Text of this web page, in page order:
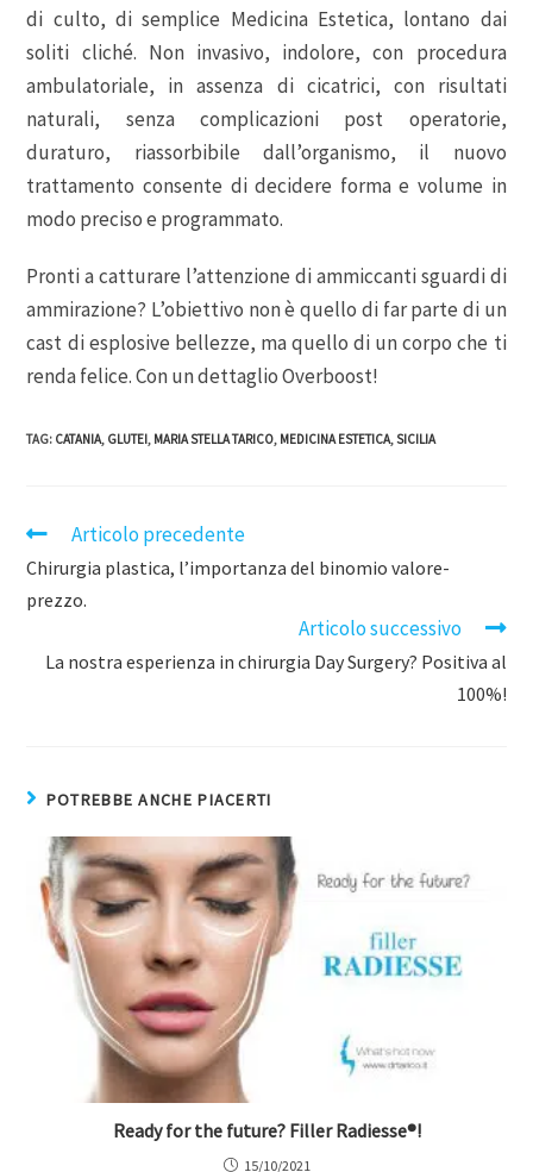
di culto, di semplice Medicina Estetica, lontano dai
soliti cliché. Non invasivo, indolore, con procedura
ambulatoriale, in assenza di cicatrici, con risultati
naturali, senza complicazioni post operatorie,
duraturo, riassorbibile dall’organismo, il nuovo
trattamento consente di decidere forma e volume in
modo preciso e programmato.
Pronti a catturare l’attenzione di ammiccanti sguardi di
ammirazione? L’obiettivo non è quello di far parte di un
cast di esplosive bellezze, ma quello di un corpo che ti
renda felice. Con un dettaglio Overboost!
TAG: CATANIA, GLUTEI, MARIA STELLA TARICO, MEDICINA ESTETICA,SICILIA
Articolo precedente
Chirurgia plastica, l’importanza del binomio valore-
prezzo.
Articolo successivo
La nostra esperienza in chirurgia Day Surgery? Positiva al
100%!
POTREBBE ANCHE PIACERTI
Ready for the future? Filler Radiesse®!
15/10/2021